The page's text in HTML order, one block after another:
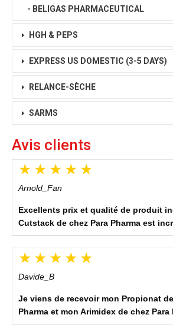
- BELIGAS PHARMACEUTICAL
HGH & PEPS
EXPRESS US DOMESTIC (3-5 DAYS)
RELANCE-SÈCHE
SARMS
Avis clients
Arnold_Fan
Excellents prix et qualité de produit
Cutstack de chez Para Pharma est
Davide_B
Je viens de recevoir mon Propionat
Pharma et mon Arimidex de chez Para